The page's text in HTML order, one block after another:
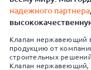
надежного партнера
Клапан нержавеющий
продукцию от
строительных
Клапан нержавеющий,